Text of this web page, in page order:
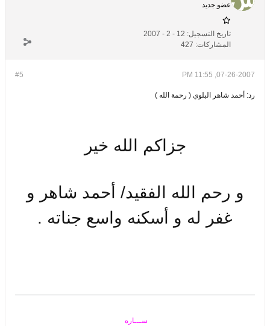
عضو جديد
تاريخ التسجيل: 12 - 2 - 2007
المشاركات: 427
#5 07-26-2007, 11:55 PM
رد: أحمد شاهر البلوي ( رحمة الله )
جزاكم الله خير
و رحم الله الفقيد/ أحمد شاهر و
غفر له و أسكنه واسع جناته .
ســـاره